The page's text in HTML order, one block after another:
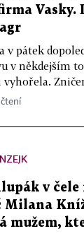
Vasky.
pátek
v někdejším
vyhořela.
v
Milana
mužem,